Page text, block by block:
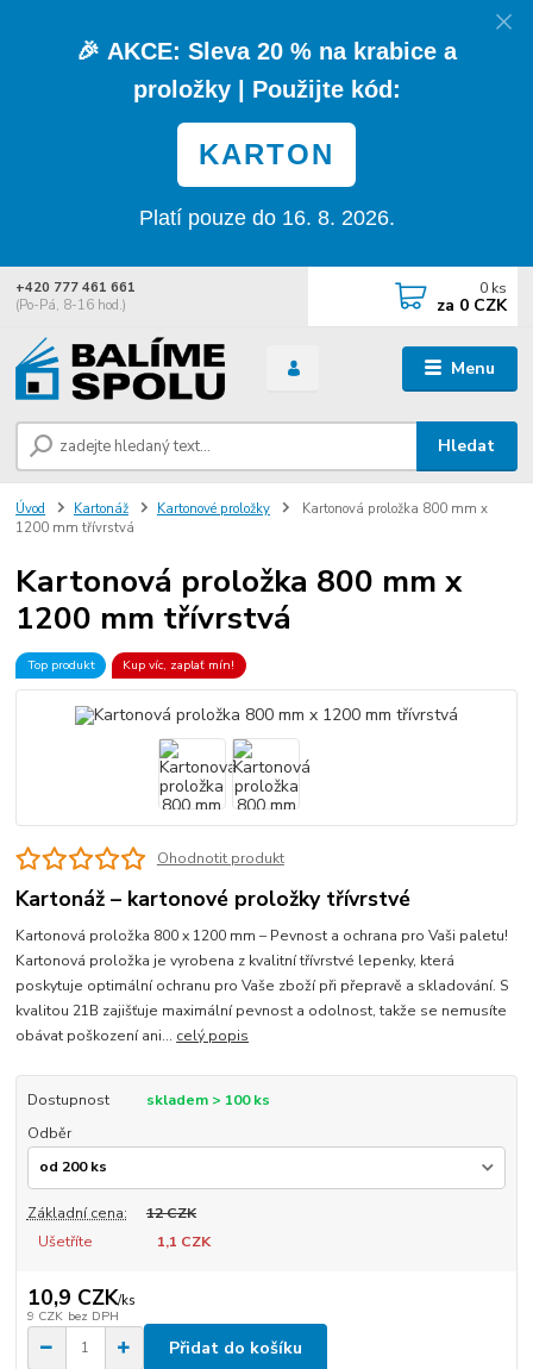
🎉 AKCE: Sleva 20 % na krabice a
proložky| Použijte kód:
KARTON
Platí pouze do 16. 8. 2026.
Menu
Hledat
+420 777 461 661
(Po-Pá, 8-16 hod.)
0 ks
za 0 CZK
Úvod Kartonáž Kartonové proložky
Kartonová proložka 800 mm x
1200 mm třívrstvá
Kartonová proložka 800 mm x
1200 mm třívrstvá
Top produkt Kup víc, zaplať mín!
Ohodnotit produkt
Kartonáž – kartonové proložky třívrstvé
Kartonová proložka 800 x 1200 mm – Pevnost a ochrana pro Vaši paletu!
Kartonová proložka je vyrobena z kvalitní třívrstvé lepenky, která
poskytuje optimální ochranu pro Vaše zboží při přepravě a skladování. S
kvalitou 21B zajišťuje maximální pevnost a odolnost, takže se nemusíte
obávat poškození ani... celý popis
Dostupnost
skladem > 100 ks
Odběr
Základní cena:
12 CZK
Ušetříte
1,1 CZK
10,9 CZK/ks
9 CZK bez DPH
Přidat do košíku